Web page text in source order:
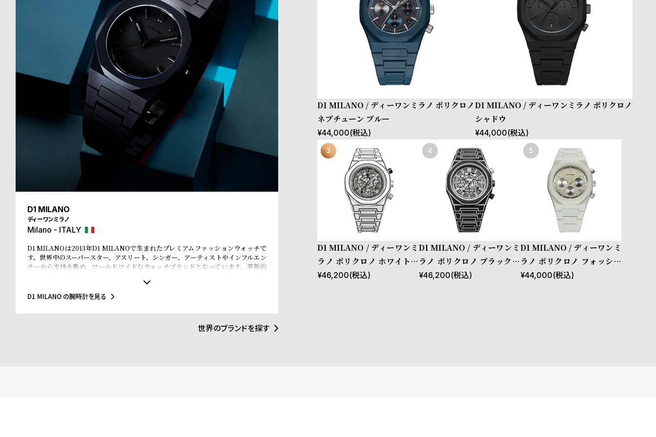
D1 MILANO
ディーワンミラノ
Milano - ITALY
D1 MILANOは2013年D1 MILANOで生まれたプレミアムファッションウォッチで
す。世界中のスーパースター、アスリート、シンガー、アーティストやインフルエン
サーから支持を集め、ワールドワイドなウォッチブランドとなっています。革新的
されたデザインは、流行を追いかける全ての人々にとってのマストアイテムとなる
ことでしょう。Forbesによって、ファッションを再定義する若いイタリアンブラン
などファッション業界のトップリーダーたちもノミネートされています。
D1 MILANO の腕時計を見る
世界のブランドを探す
D1 MILANO / ディーワンミラノ ポリクロノ
ネプチューン ブルー
¥44,000(税込)
D1 MILANO / ディーワンミラノ ポリクロノ
シャドウ
¥44,000(税込)
D1 MILANO / ディーワンミ
ラノ ポリクロノ ホワイトス
ケッチ
¥46,200(税込)
D1 MILANO / ディーワンミ
ラノ ポリクロノ ブラックス
ケッチ
¥46,200(税込)
D1 MILANO / ディーワンミ
ラノ ポリクロノ フォッシル
グレー
¥44,000(税込)